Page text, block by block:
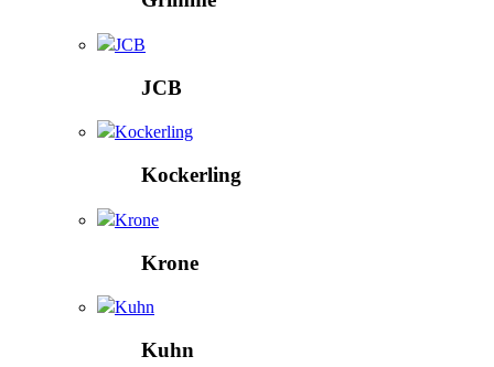
JCB
JCB
Kockerling
Kockerling
Krone
Krone
Kuhn
Kuhn